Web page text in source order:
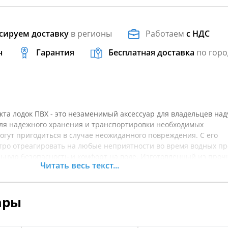
доставку в регионы Работаемс НДС
Гарантия Бесплатная доставка по
лодок ПВХ - это незаменимый аксессуар для владельцев
надежного хранения и транспортировки необходимых
пригодиться в случае неожиданного повреждения. С его
отреагировать на любые неприятности во время водных
контейнер защищает содержимое от внешних факторов и
отдыха на воде. Перед покупкой рекомендуется уточнять
Читать весь текст...